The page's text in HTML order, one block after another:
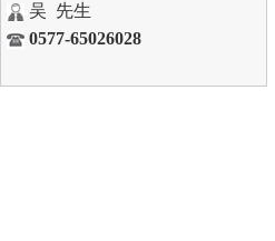
吴 先生
0577-65026028